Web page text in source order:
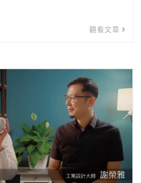
觀看文章